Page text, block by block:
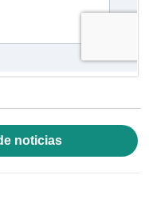
noticias